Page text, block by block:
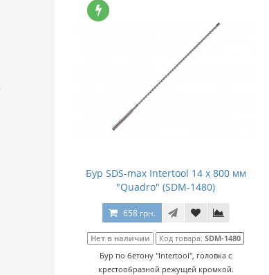
Бур SDS-max Intertool 14 х 800 мм
"Quadro" (SDM-1480)
658 грн.
Нет в наличии Код товара:SDM-1480
Бур по бетону "Intertool", головка с
крестообразной режущей кромкой.